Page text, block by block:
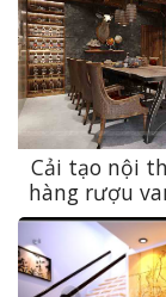
Cải tạo nội
hàng rượu
Hưng Đạo
đẳng